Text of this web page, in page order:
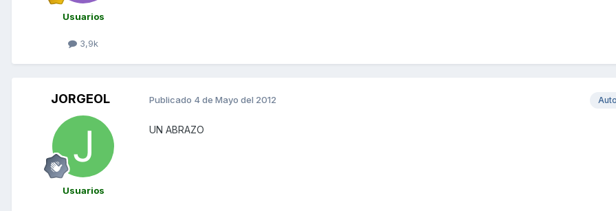
Usuarios
3,9k
JORGEOL
Usuarios
Publicado 4 de Mayo del 2012
UN ABRAZO